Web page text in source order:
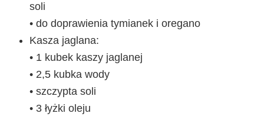
soli
• do doprawienia tymianek i oregano
Kasza jaglana:
• 1 kubek kaszy jaglanej
• 2,5 kubka wody
• szczypta soli
• 3 łyżki oleju